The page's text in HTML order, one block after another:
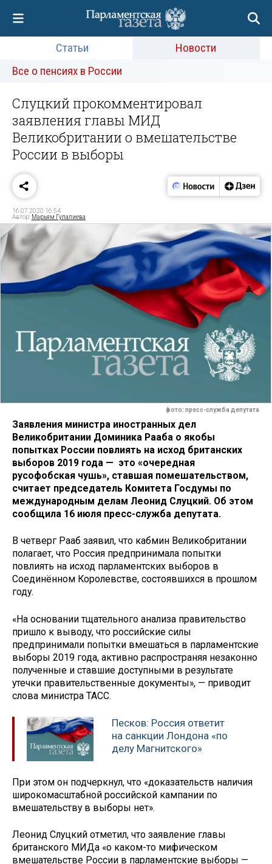
Статьи
Новости
Все о пенсиях в России
Слуцкий прокомментировал
заявления главы МИД
Великобритании о вмешательстве
России в выборы
16.07.2020 16:54
Автор: Марьям Гулалиева
фото: пресс-служба депутата
Заявления министра иностранных дел
Великобритании Доминика Рааба о якобы
попытках России повлиять на исход британских
выборов 2019 года — это «очередная
русофобская чушь», ставшая помешательством,
считает председатель Комитета Госдумы по
международным делам Леонид Слуцкий. Об этом
сообщила 16 июля пресс-служба депутата.
В четверг Рааб заявил, что кабмин Великобритании
полагает, что Россия предпринимала попытки
повлиять на исход парламентских выборов в
Соединённом Королевстве, состоявшихся в прошлом
году.
«На основании тщательного анализа правительство
пришло к выводу, что российские силы
предпринимали попытки вмешаться в парламентские
выборы 2019 года, активно распространяя незаконно
полученные и ставшие доступными в результате
утечки правительственные документы», — приводит
слова министра ТАСС.
Песков: Россия ответит
на санкции Лондона «по
делу Магнитского»
При этом он подчеркнул, что «доказательств наличия
широкомасштабной российской кампании по
вмешательству в выборы нет».
Леонид Слуцкий отметил, что заявление главы
британского МИДа «о каком-то мифическом
вмешательстве России в парламентские выборы —